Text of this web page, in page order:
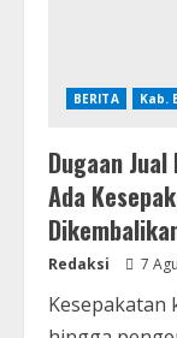
BERITA Kab.
Dugaan
Ada
Redaksi 7
Kesepakatan